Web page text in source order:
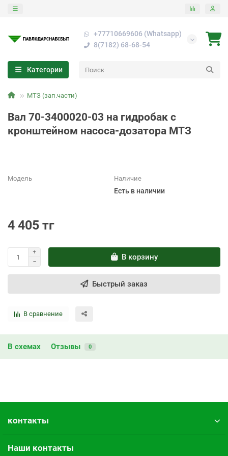
+77710669606 (Whatsapp)
8(7182) 68-68-54
Категории
МТЗ (зап.части)
Вал 70-3400020-03 на гидробак с
кронштейном насоса-дозатора МТЗ
Модель Наличие
Есть в наличии
4 405 тг
В корзину
Быстрый заказ
В сравнение
В схемах Отзывы 0
контакты
Наши контакты